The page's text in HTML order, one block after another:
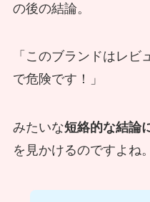
の後の結論。
「このブランドはレ
で危険です！」
みたいな短絡的な結論
を見かけるのですよね。